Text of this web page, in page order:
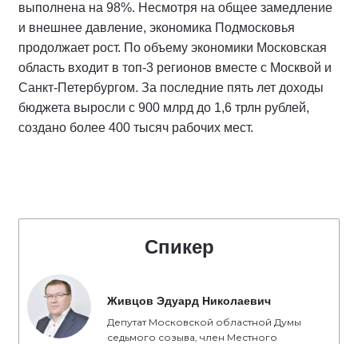
выполнена на 98%. Несмотря на общее замедление
и внешнее давление, экономика Подмосковья
продолжает рост. По объему экономики Московская
область входит в топ-3 регионов вместе с Москвой и
Санкт-Петербургом. За последние пять лет доходы
бюджета выросли с 900 млрд до 1,6 трлн рублей,
создано более 400 тысяч рабочих мест.
Спикер
Живцов Эдуард Николаевич
Депутат Московской областной Думы
седьмого созыва, член Местного